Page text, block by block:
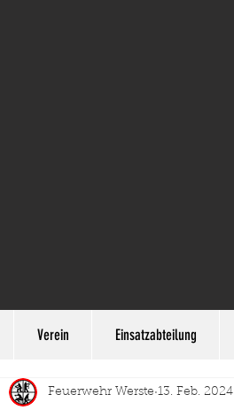
Feuerwehr Werste 13. Feb. 2024
Verein Einsatzabteilung